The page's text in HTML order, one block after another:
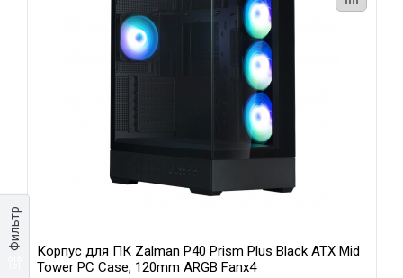
Фильтр
Корпус для ПК Zalman P40 Prism Plus Black ATX Mid
Tower PC Case, 120mm ARGB Fanx4